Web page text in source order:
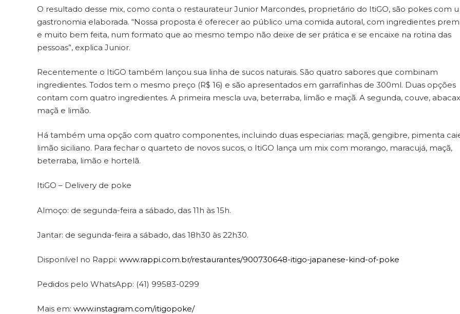
O resultado desse mix, como conta o restaurateur Junior Marcondes, proprietário do ItiGO, são pokes com
gastronomia elaborada. “Nossa proposta é oferecer ao público uma comida autoral, com ingredientes
e muito bem feita, num formato que ao mesmo tempo não deixe de ser prática e se encaixe na rotina das
pessoas”, explica Junior.
Recentemente o ItiGO também lançou sua linha de sucos naturais. São quatro sabores que combinam
ingredientes. Todos tem o mesmo preço (R$ 16) e são apresentados em garrafinhas de 300ml. Duas opções
contam com quatro ingredientes. A primeira mescla uva, beterraba, limão e maçã. A segunda, couve,
maçã e limão.
Há também uma opção com quatro componentes, incluindo duas especiarias: maçã, gengibre, pimenta
limão siciliano. Para fechar o quarteto de novos sucos, o ItiGO lança um mix com morango, maracujá, maçã,
beterraba, limão e hortelã.
ItiGO – Delivery de poke
Almoço: de segunda-feira a sábado, das 11h às 15h.
Jantar: de segunda-feira a sábado, das 18h30 às 22h30.
Disponível no Rappi: www.rappi.com.br/restaurantes/900730648-itigo-japanese-kind-of-poke
Pedidos pelo WhatsApp: (41) 99583-0299
Mais em: www.instagram.com/itigopoke/